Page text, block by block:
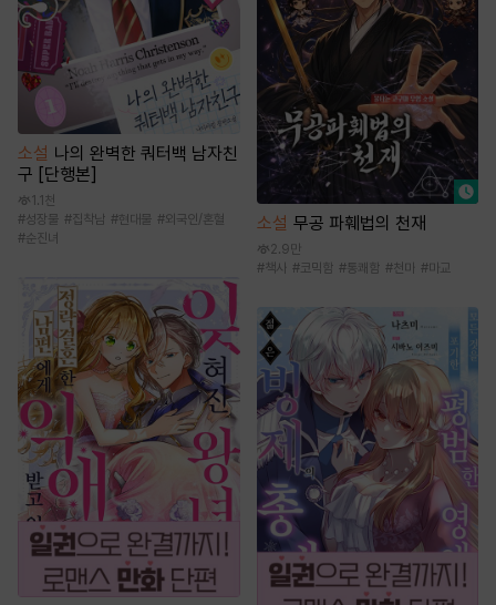
소설 나의 완벽한 쿼터백 남자친
구 [단행본]
1.1천
#성장물 #집착남 #현대물 #외국인/혼혈
#순진녀
소설 무공 파훼법의 천재
2.9만
#책사 #코믹함 #통쾌함 #천마 #마교